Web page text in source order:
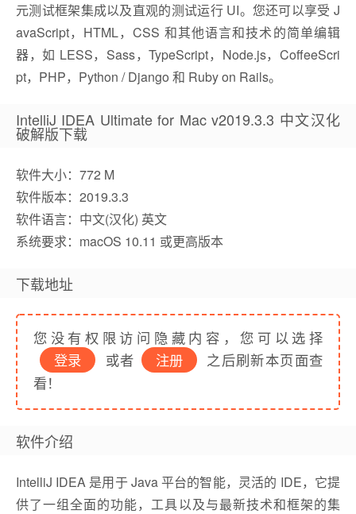
元测试框架集成以及直观的测试运行 UI。您还可以享受 J
avaScript，HTML，CSS 和其他语言和技术的简单编辑
器，如 LESS，Sass，TypeScript，Node.js，CoffeeScri
pt，PHP，Python / Django 和 Ruby on Rails。
IntelliJ IDEA Ultimate for Mac v2019.3.3 中文汉化
破解版下载
软件大小：772 M
软件版本：2019.3.3
软件语言：中文(汉化) 英文
系统要求：macOS 10.11 或更高版本
下载地址
您没有权限访问隐藏内容，您可以选择
登录
或者 注册
之后刷新本页面查
看！
软件介绍
IntelliJ IDEA 是用于 Java 平台的智能，灵活的 IDE，它提
供了一组全面的功能，工具以及与最新技术和框架的集